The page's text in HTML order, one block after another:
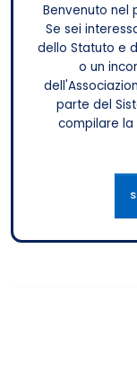
Benvenuto nel
Se sei
dello Statuto e
o un
parte del
compilare